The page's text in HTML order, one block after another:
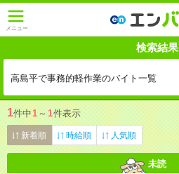
メニュー
検索結果
高島平で事務的軽作業のバイト一覧
1件中1 ～ 1件表示
新着順 時給順 人気順
未読